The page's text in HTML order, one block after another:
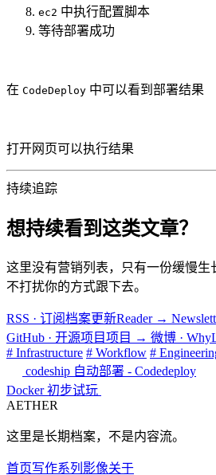
ec2 中执行配置脚本
等待部署成功
在 CodeDeploy 中可以看到部署结果
打开网页可以执行结果
持续追踪
想持续看到这类文章？
这里没有营销列表，只有一份缓慢生
不打扰你的方式跟下去。
RSS · 订阅档案更新Reader →
GitHub · 开源项目项目 → 微博 ·
# Infrastructure # Workflow #
codeship 自动部署 - Codedeploy
Docker 初步试玩
AETHER
这里是长期档案，不是内容流。
首页写作系列 影像关于